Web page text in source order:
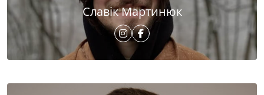
Славік Мартинюк